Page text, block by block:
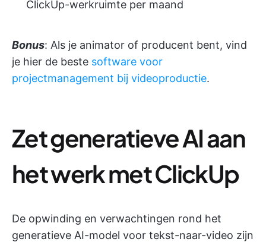
ClickUp-werkruimte per maand
Bonus: Als je animator of producent bent, vind
je hier de beste software voor
projectmanagement bij videoproductie.
Zet generatieve AI aan
het werk met ClickUp
De opwinding en verwachtingen rond het
generatieve AI-model voor tekst-naar-video zijn